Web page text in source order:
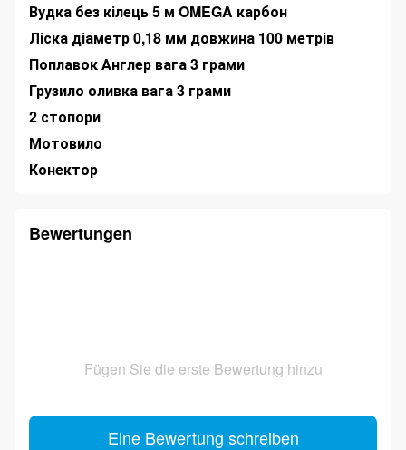
Вудка без кілець 5 м OMEGA карбон
Ліска діаметр 0,18 мм довжина 100 метрів
Поплавок Англер вага 3 грами
Грузило оливка вага 3 грами
2 стопори
Мотовило
Конектор
Bewertungen
Fügen Sie die erste Bewertung hinzu
Eine Bewertung schreiben